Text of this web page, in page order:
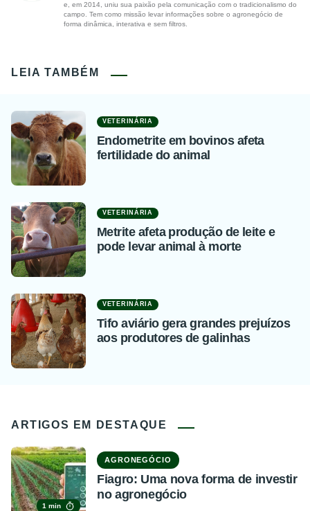
e, em 2014, uniu sua paixão pela comunicação com o tradicionalismo do
campo. Tem como missão levar informações sobre o agronegócio de
forma dinâmica, interativa e sem filtros.
LEIA TAMBÉM
VETERINÁRIA
Endometrite em bovinos afeta
fertilidade do animal
VETERINÁRIA
Metrite afeta produção de leite e
pode levar animal à morte
VETERINÁRIA
Tifo aviário gera grandes prejuízos
aos produtores de galinhas
ARTIGOS EM DESTAQUE
1 min
AGRONEGÓCIO
Fiagro: Uma nova forma de investir
no agronegócio